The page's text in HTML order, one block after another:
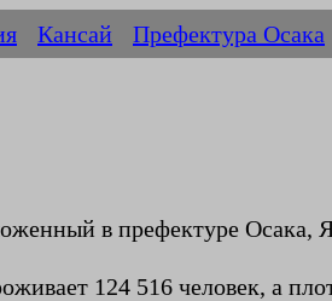
Кансай Префектура Осака
в префектуре Осака,
124 516 человек, а